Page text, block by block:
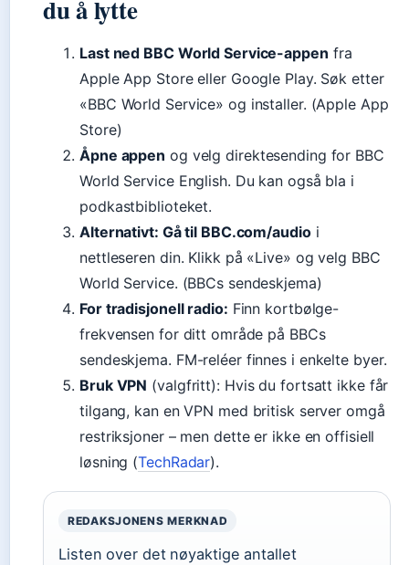
du å lytte
Last ned BBC World Service-appen fra
Apple App Store eller Google Play. Søk etter
«BBC World Service» og installer. (Apple App
Store)
Åpne appen og velg direktesending for BBC
World Service English. Du kan også bla i
podkastbiblioteket.
Alternativt: Gå til BBC.com/audioi
nettleseren din. Klikk på «Live» og velg BBC
World Service. (BBCs sendeskjema)
For tradisjonell radio: Finn kortbølge-
frekvensen for ditt område på BBCs
sendeskjema. FM-reléer finnes i enkelte byer.
Bruk VPN (valgfritt): Hvis du fortsatt ikke får
tilgang, kan en VPN med britisk server omgå
restriksjoner – men dette er ikke en offisiell
løsning (TechRadar).
REDAKSJONENS MERKNAD
Listen over det nøyaktige antallet